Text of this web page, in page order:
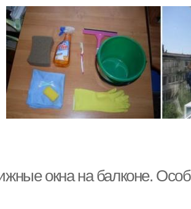
окна на балконе.